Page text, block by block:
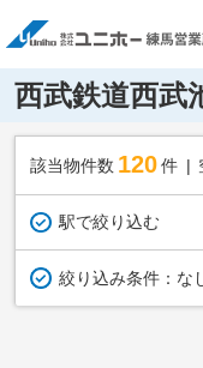
西武鉄道西武
該当物件数 120件
駅で絞り込む
絞り込み条件： な